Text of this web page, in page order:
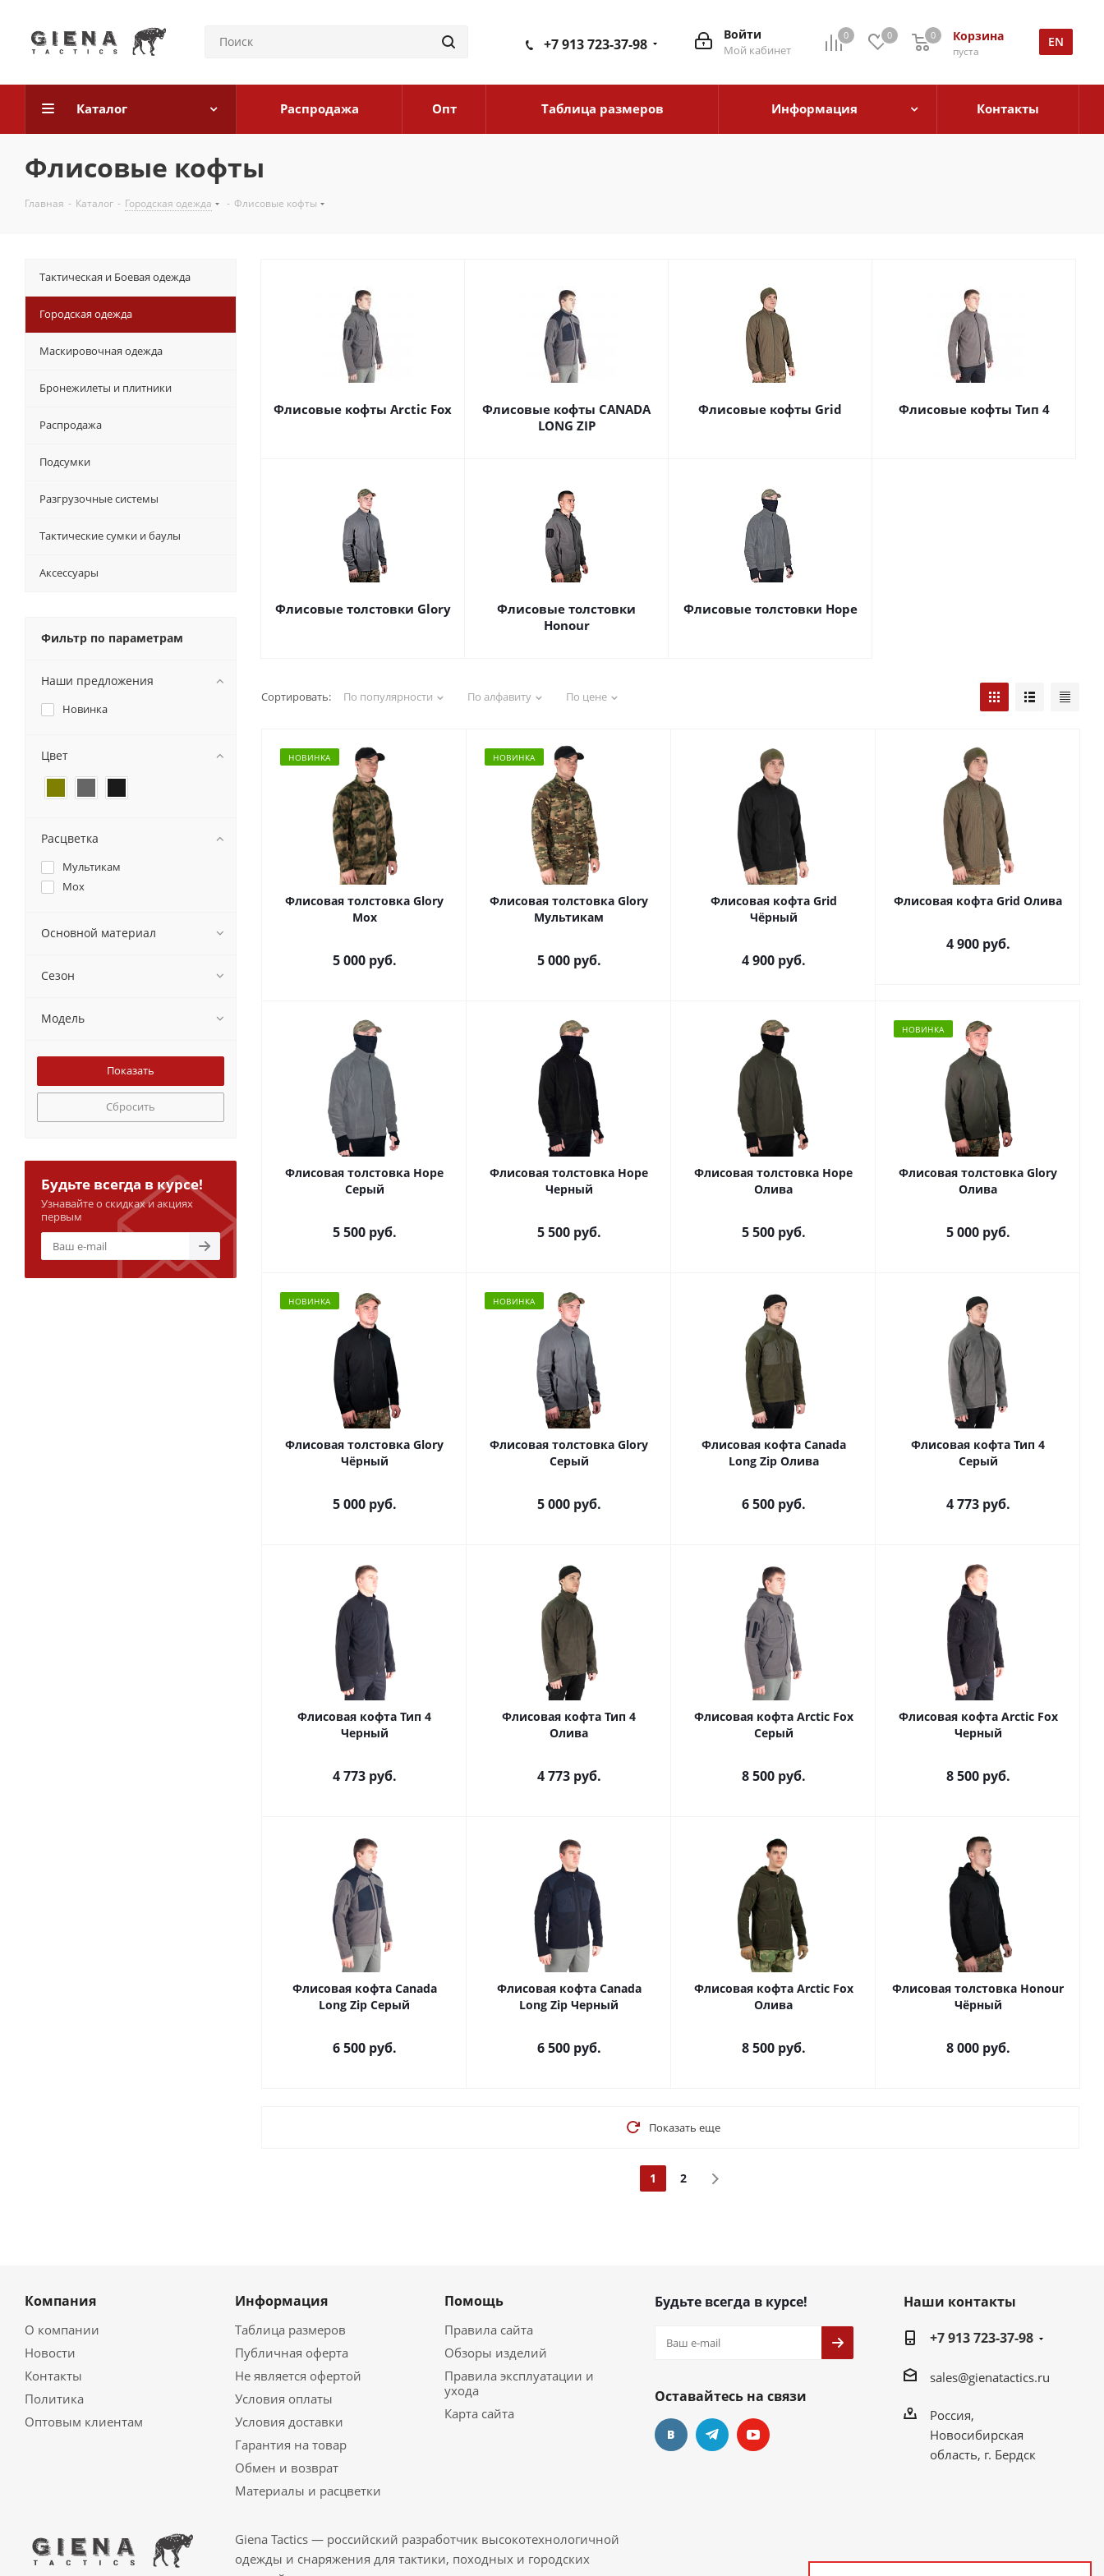
EN
0 0 Корзина
пуста
0
Войти
Мой кабинет
+7 913 723-37-98
Каталог Распродажа Опт Таблица размеров Информация Контакты
Флисовые кофты
Главная - Каталог - Городская одежда - Флисовые кофты
Флисовые кофты Arctic Fox
Флисовые кофты CANADA
LONG ZIP
Флисовые кофты Grid Флисовые кофты Тип 4
Флисовые толстовки Glory
Флисовые толстовки
Honour
Флисовые толстовки Hope
Сортировать: По популярности По алфавиту По цене
НОВИНКА
Флисовая толстовка Glory
Мох
5 000руб.
НОВИНКА
Флисовая толстовка Glory
Мультикам
5 000руб.
Флисовая кофта Grid
Чёрный
4 900руб.
Флисовая кофта Grid Олива
4 900руб.
Флисовая толстовка Hope
Серый
5 500руб.
Флисовая толстовка Hope
Черный
5 500руб.
Флисовая толстовка Hope
Олива
5 500руб.
НОВИНКА
Флисовая толстовка Glory
Олива
5 000руб.
НОВИНКА
Флисовая толстовка Glory
Чёрный
5 000руб.
НОВИНКА
Флисовая толстовка Glory
Серый
5 000руб.
Флисовая кофта Canada
Long Zip Олива
6 500руб.
Флисовая кофта Тип 4
Серый
4 773руб.
Флисовая кофта Тип 4
Черный
4 773руб.
Флисовая кофта Тип 4
Олива
4 773руб.
Флисовая кофта Arctic Fox
Серый
8 500руб.
Флисовая кофта Arctic Fox
Черный
8 500руб.
Флисовая кофта Canada
Long Zip Серый
6 500руб.
Флисовая кофта Canada
Long Zip Черный
6 500руб.
Флисовая кофта Arctic Fox
Олива
8 500руб.
Флисовая толстовка Honour
Чёрный
8 000руб.
Показать еще
1 2
Тактическая и Боевая одежда
Городская одежда
Маскировочная одежда
Бронежилеты и плитники
Распродажа
Подсумки
Разгрузочные системы
Тактические сумки и баулы
Аксессуары
Фильтр по параметрам
Наши предложения
Новинка
Цвет
Расцветка
Мультикам
Мох
Основной материал
Сезон
Модель
Сбросить
Будьте всегда в курсе!
Узнавайте о скидках и акциях
первым
Компания
О компании
Новости
Контакты
Политика
Оптовым клиентам
Информация
Таблица размеров
Публичная оферта
Не является офертой
Условия оплаты
Условия доставки
Гарантия на товар
Обмен и возврат
Материалы и расцветки
Помощь
Правила сайта
Обзоры изделий
Правила эксплуатации и
ухода
Карта сайта
Будьте всегда в курсе!
Оставайтесь на связи
Наши контакты
+7 913 723-37-98
sales@gienatactics.ru
Россия,
Новосибирская
область, г. Бердск
Giena Tactics — российский разработчик высокотехнологичной
одежды и снаряжения для тактики, походных и городских